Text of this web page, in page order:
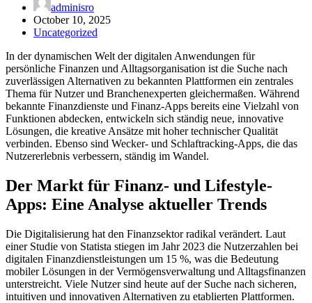
adminisro
October 10, 2025
Uncategorized
In der dynamischen Welt der digitalen Anwendungen für
persönliche Finanzen und Alltagsorganisation ist die Suche nach
zuverlässigen Alternativen zu bekannten Plattformen ein zentrales
Thema für Nutzer und Branchenexperten gleichermaßen. Während
bekannte Finanzdienste und Finanz-Apps bereits eine Vielzahl von
Funktionen abdecken, entwickeln sich ständig neue, innovative
Lösungen, die kreative Ansätze mit hoher technischer Qualität
verbinden. Ebenso sind Wecker- und Schlaftracking-Apps, die das
Nutzererlebnis verbessern, ständig im Wandel.
Der Markt für Finanz- und Lifestyle-
Apps: Eine Analyse aktueller Trends
Die Digitalisierung hat den Finanzsektor radikal verändert. Laut
einer Studie von Statista stiegen im Jahr 2023 die Nutzerzahlen bei
digitalen Finanzdienstleistungen um 15 %, was die Bedeutung
mobiler Lösungen in der Vermögensverwaltung und Alltagsfinanzen
unterstreicht. Viele Nutzer sind heute auf der Suche nach sicheren,
intuitiven und innovativen Alternativen zu etablierten Plattformen.